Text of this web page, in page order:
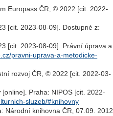
Europass ČR, © 2022 [cit. 2022-
[cit. 2023-08-09]. Dostupné z:
[cit. 2023-08-09]. Právní úprava a
pravni-uprava-a-metodicke-
rozvoj ČR, © 2022 [cit. 2022-03-
[online]. Praha: NIPOS [cit. 2022-
sluzeb/#knihovny
Národní knihovna ČR, 07.09. 2012